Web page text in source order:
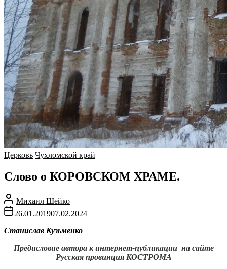
Церковь Чухломской край
Слово о КОРОВСКОМ ХРАМЕ.
Михаил Шейко
26.01.201907.02.2024
Станислав Кузьменко
Предисловие автора к интернет-публикации на сайте
Русская провинция КОСТРОМА